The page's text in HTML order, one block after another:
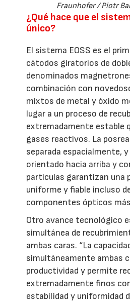
Fraunhofer / Piotr
¿Qué hace que el
único?
El sistema EOSS es el
cátodos giratorios de
denominados
combinación con
mixtos de metal y óxido
lugar a un proceso de
extremadamente estable
gases reactivos. La
separada espacialmente,
orientado hacia arriba y
partículas garantizan una
uniforme y fiable incluso
componentes ópticos
Otro avance tecnológico
simultánea de
ambas caras. “La
simultáneamente ambas
productividad y permite
extremadamente finos
estabilidad y uniformidad